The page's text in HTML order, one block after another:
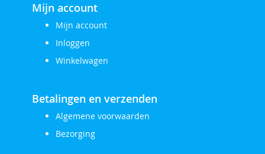
Mijn account
Mijn account
Inloggen
Winkelwagen
Betalingen en verzenden
Algemene voorwaarden
Bezorging